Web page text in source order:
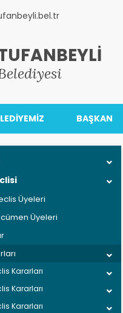
BAŞKAN
Üyeleri
Üyeleri
Kararları
Kararları
Kararları